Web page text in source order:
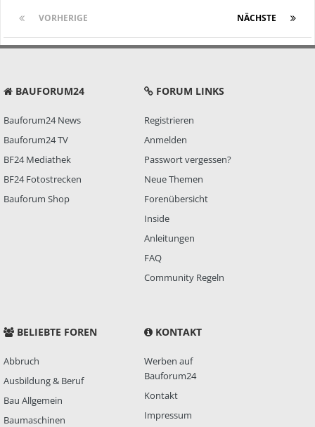
VORHERIGE NÄCHSTE
BAUFORUM24
Bauforum24 News
Bauforum24 TV
BF24 Mediathek
BF24 Fotostrecken
Bauforum Shop
FORUM LINKS
Registrieren
Anmelden
Passwort vergessen?
Neue Themen
Forenübersicht
Inside
Anleitungen
FAQ
Community Regeln
BELIEBTE FOREN
Abbruch
Ausbildung & Beruf
Bau Allgemein
Baumaschinen
KONTAKT
Werben auf
Bauforum24
Kontakt
Impressum